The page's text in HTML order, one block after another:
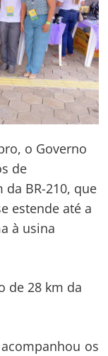
o Governo
de
BR-210, que
estende até a
à usina
os